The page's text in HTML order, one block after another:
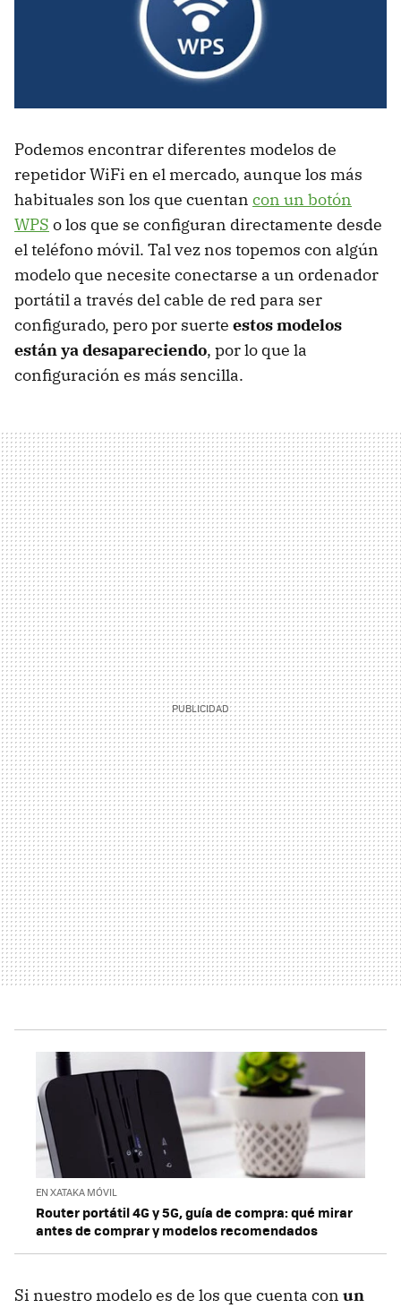
Podemos encontrar diferentes modelos de
repetidor WiFi en el mercado, aunque los más
habituales son los que cuentan con un botón
WPS o los que se configuran directamente desde
el teléfono móvil. Tal vez nos topemos con algún
modelo que necesite conectarse a un ordenador
portátil a través del cable de red para ser
configurado, pero por suerte estos modelos
están ya desapareciendo, por lo que la
configuración es más sencilla.
EN XATAKA MÓVIL
Router portátil 4G y 5G, guía de compra: qué mirar
antes de comprar y modelos recomendados
Si nuestro modelo es de los que cuenta con un